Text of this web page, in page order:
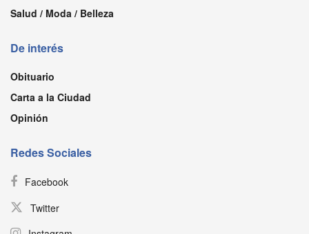
Salud / Moda / Belleza
De interés
Obituario
Carta a la Ciudad
Opinión
Redes Sociales
Facebook
Twitter